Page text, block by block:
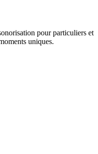
pour particuliers et
uniques.